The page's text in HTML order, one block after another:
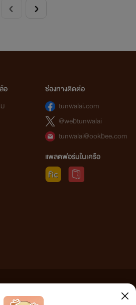
อ
ช่องทางติดต่อ
tunwalai.com
@webtunwalai
tunwalai@ookbee.com
แพลตฟอร์มในเครือ
ชอบต่อข้อความใดๆ ทั้งสิ้น ดังนั้นผู้อ่านทุกท่านโปรดใช้